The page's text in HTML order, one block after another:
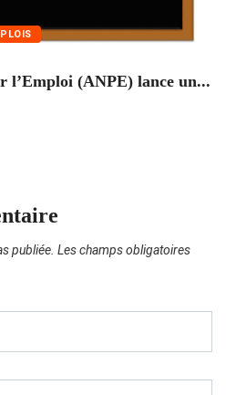
l’Emploi (ANPE) lance un...
publiée. Les champs obligatoires